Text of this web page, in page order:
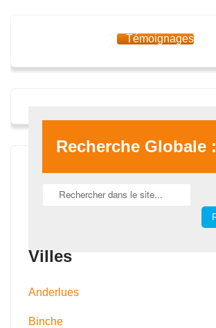
Témoignages
Recherche Globale :
Villes
Anderlues
Binche